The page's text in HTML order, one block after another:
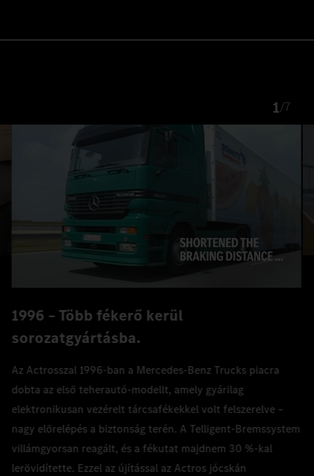
1/7
1996 – Több fékerő kerül
sorozatgyártásba.
Az Actrosszal 1996-ban a Mercedes‑Benz Trucks piacra
dobta az első teherautó-modellt, amely gyárilag
elektronikusan vezérelt tárcsafékekkel volt felszerelve –
nagy előrelépés a biztonság terén. A Telligent-Bremssystem
villámgyorsan reagált, és a fékutat majdnem 30 %‑kal
lerövidítette. Ezzel az újítással az Actros jócskán